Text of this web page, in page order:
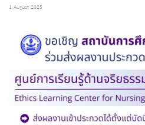
1 August 2025